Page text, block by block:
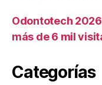
Odontotech
más de 6 mil
Categorías